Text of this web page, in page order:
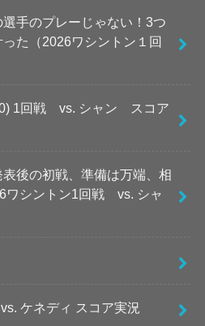
選手のプレーじゃない！3つ
た（2026ワシントン１回
1回戦 vs. シャン スコア
表後の初戦、準備は万端、相
ワシントン1回戦 vs. シャ
ケネディ スコア実況